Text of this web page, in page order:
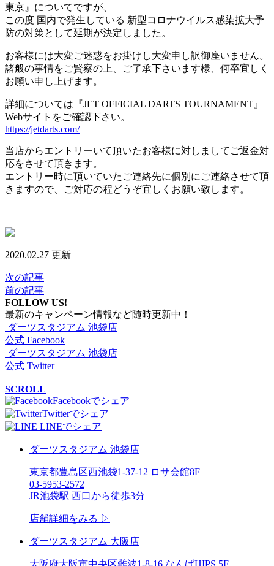
東京』についてですが、
この度 国内で発生している 新型コロナウイルス感染拡大予
防の対策として延期が決定しました。
お客様には大変ご迷惑をお掛けし大変申し訳御座いません。
諸般の事情をご賢察の上、ご了承下さいます様、何卒宜しく
お願い申し上げます。
詳細については『JET OFFICIAL DARTS TOURNAMENT』
Webサイトをご確認下さい。
https://jetdarts.com/
当店からエントリーいて頂いたお客様に対しましてご返金対
応をさせて頂きます。
エントリー時に頂いていたご連絡先に個別にご連絡させて頂
きますので、ご対応の程どうぞ宜しくお願い致します。
2020.02.27 更新
次の記事
前の記事
FOLLOW US!
最新のキャンペーン情報など随時更新中！
ダーツスタジアム 池袋店
公式 Facebook
ダーツスタジアム 池袋店
公式 Twitter
SCROLL
Facebookでシェア
Twitterでシェア
LINEでシェア
ダーツスタジアム 池袋店
東京都豊島区西池袋1-37-12 ロサ会館8F
03-5953-2572
JR池袋駅 西口から徒歩3分
店舗詳細をみる ▷
ダーツスタジアム 大阪店
大阪府大阪市中央区難波1-8-16 なんばHIPS 5F